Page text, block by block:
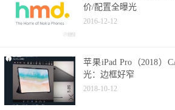
价/配置全曝光
2016-12-12
苹果iPad Pro（2018）
光：边框好窄
2018-10-12